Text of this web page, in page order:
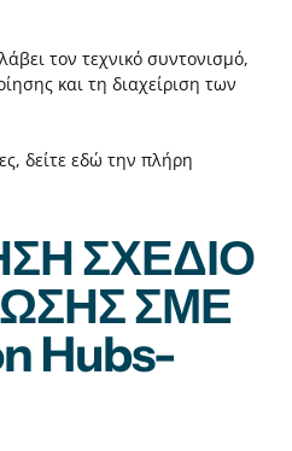
τον τεχνικό συντονισμό,
και τη διαχείριση των
δείτε εδώ την πλήρη
ΣΧΕΔΙΟ
ΣΜΕ
Hubs-